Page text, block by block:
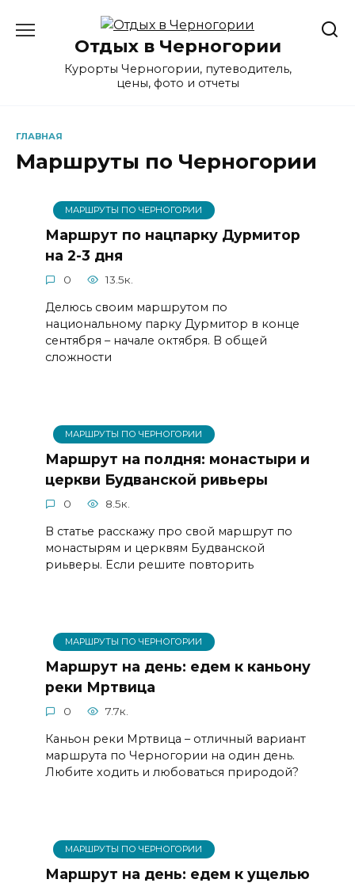
содержаниюОтдых в Черногории
Курорты Черногории, путеводитель,
цены, фото и отчеты
ГЛАВНАЯ
Маршруты по Черногории
МАРШРУТЫ ПО ЧЕРНОГОРИИ
Маршрут по нацпарку Дурмитор
на 2-3 дня
0 13.5к.
Делюсь своим маршрутом по
национальному парку Дурмитор в конце
сентября – начале октября. В общей
сложности
МАРШРУТЫ ПО ЧЕРНОГОРИИ
Маршрут на полдня: монастыри и
церкви Будванской ривьеры
0 8.5к.
В статье расскажу про свой маршрут по
монастырям и церквям Будванской
риьверы. Если решите повторить
МАРШРУТЫ ПО ЧЕРНОГОРИИ
Маршрут на день: едем к каньону
реки Мртвица
0 7.7к.
Каньон реки Мртвица – отличный вариант
маршрута по Черногории на один день.
Любите ходить и любоваться природой?
МАРШРУТЫ ПО ЧЕРНОГОРИИ
Маршрут на день: едем к ущелью